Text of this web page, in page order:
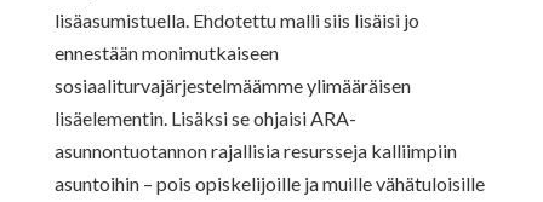
lisäasumistuella. Ehdotettu malli siis lisäisi jo
ennestään monimutkaiseen
sosiaaliturvajärjestelmäämme ylimääräisen
lisäelementin. Lisäksi se ohjaisi ARA-
asunnontuotannon rajallisia resursseja kalliimpiin
asuntoihin – pois opiskelijoille ja muille vähätuloisille